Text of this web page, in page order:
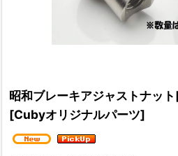
昭和ブレーキアジャストナッ
[Cubyオリジナルパーツ]